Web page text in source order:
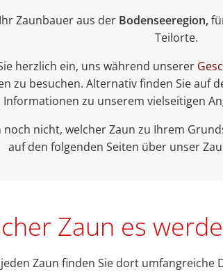
Zaunbauer aus der Bodenseeregion,
Teilorte.
herzlich ein, uns während unserer
zu besuchen. Alternativ finden Sie auf
Informationen zu unserem vielseitigen
noch nicht, welcher Zaun zu Ihrem
auf den folgenden Seiten über unser
Zaun es
Zaun finden Sie dort umfangreiche